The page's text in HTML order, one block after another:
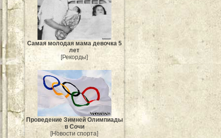
Самая молодая мама девочка 5
лет
[Рекорды]
Проведение Зимней Олимпиады
в Сочи
[Новости спорта]